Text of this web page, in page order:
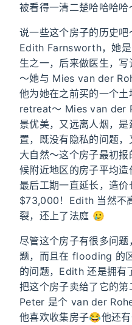
被看得一清二楚哈哈哈哈
说一些这个房子的历史
Edith Farnsworth，她
生之一，后来做医生，
～她与 Mies van der
他为她在之前买的一个
retreat～ Mies van der
景优美，又远离人烟，
置，既没有隐私的问题
大自然～这个房子最初
候附近地区的房子平均
最后工期一直延长，造
$73,000！Edith 当然不
裂，还上了法庭 🥲
尽管这个房子有很多问
题，而且在 flooding 的
的问题，Edith 还是拥有
把这个房子卖给了它的
Peter 是个 van der
他喜欢收集房子😂他还